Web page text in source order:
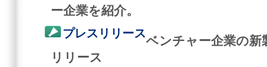
ー企業を紹介。
プレスリリース
ベンチャー企業の新
リリース